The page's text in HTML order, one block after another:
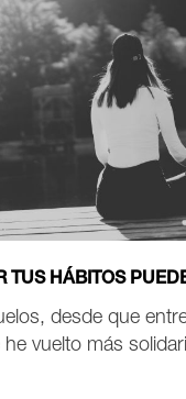
TUS HÁBITOS
desde que
vuelto más